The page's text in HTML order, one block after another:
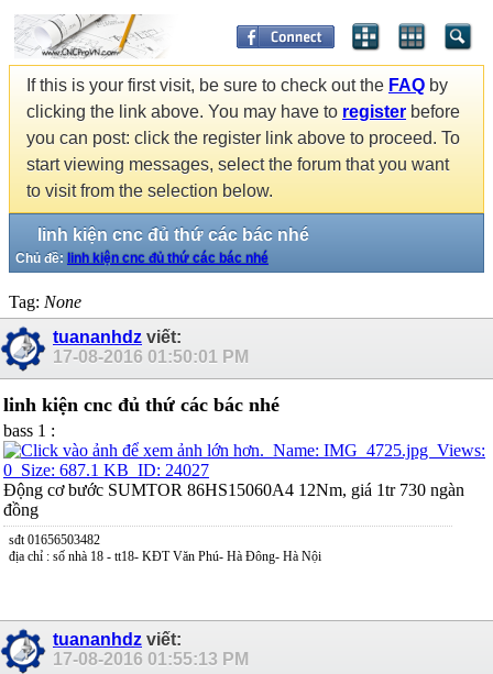
If this is your first visit, be sure to check out the FAQ by
clicking the link above. You may have to register before
you can post: click the register link above to proceed. To
start viewing messages, select the forum that you want
to visit from the selection below.
linh kiện cnc đủ thứ các bác nhé
Chủ đề: linh kiện cnc đủ thứ các bác nhé
Tag: None
tuananhdz viết:
17-08-2016 01:50:01 PM
linh kiện cnc đủ thứ các bác nhé
bass 1 :
Động cơ bước SUMTOR 86HS15060A4 12Nm, giá 1tr 730 ngàn
đồng
sđt 01656503482
địa chỉ : số nhà 18 - tt18- KĐT Văn Phú- Hà Đông- Hà Nội
tuananhdz viết:
17-08-2016 01:55:13 PM